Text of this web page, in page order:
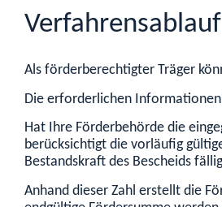
Verfahrensablauf
Als förderberechtigter Träger
Die erforderlichen Informationen
Hat Ihre Förderbehörde die
berücksichtigt die vorläufig
Bestandskraft des Bescheids
Anhand dieser Zahl erstellt die